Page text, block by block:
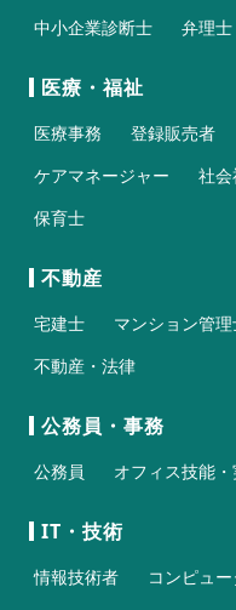
中小企業診断士
弁理士
医療・福祉
医療事務 登録販売者
ケアマネージャー
社
保育士
不動産
宅建士 マンション管
不動産・法律
公務員・事務
公務員 オフィス技能・
IT・技術
情報技術者 コンピュ